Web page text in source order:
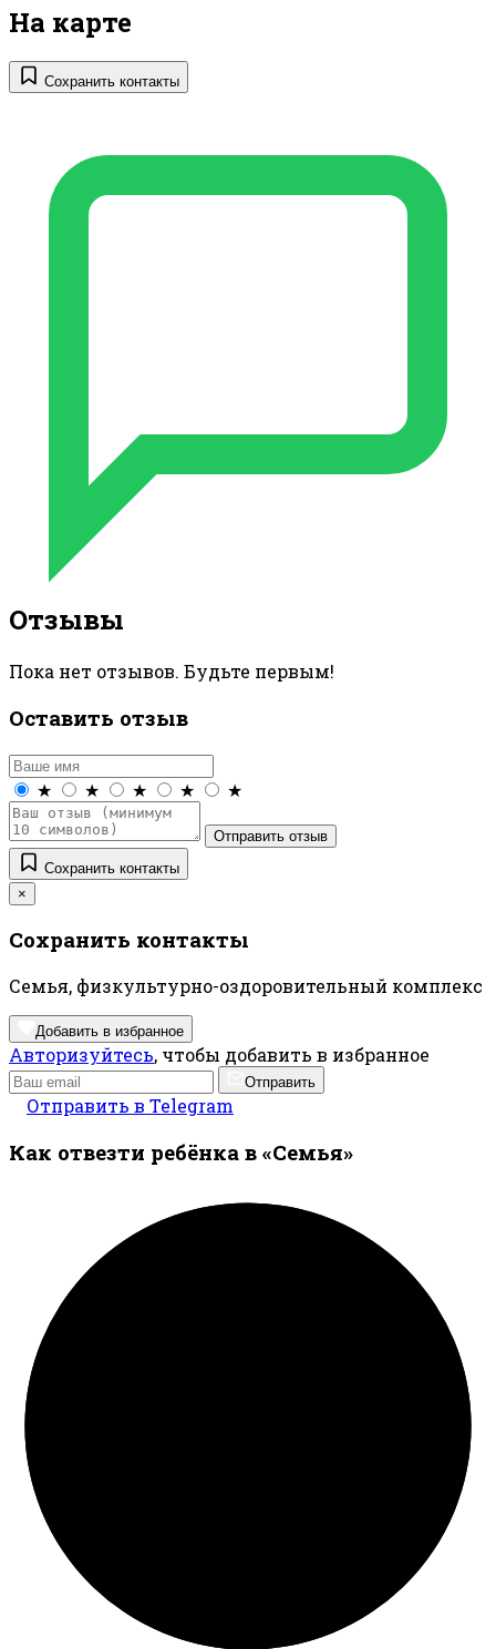
На карте
Сохранить контакты
Отзывы
Пока нет отзывов. Будьте первым!
Оставить отзыв
★ ★ ★ ★ ★
Отправить отзыв
Сохранить контакты
×
Сохранить контакты
Семья, физкультурно-оздоровительный комплекс
Добавить в избранное
Авторизуйтесь, чтобы добавить в избранное
Отправить
Отправить в Telegram
Как отвезти ребёнка в «Семья»